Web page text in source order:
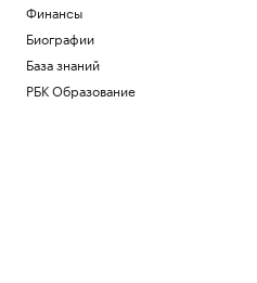
Финансы
Биографии
База знаний
РБК Образование